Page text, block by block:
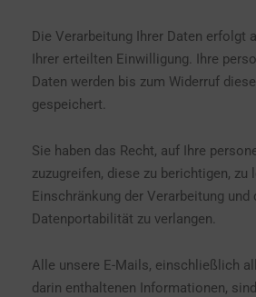
Die Verarbeitung Ihrer Daten erfolgt
Ihrer erteilten Einwilligung. Ihre
Daten werden bis zum Widerruf
gespeichert.
Sie haben das Recht, auf Ihre
zuzugreifen, diese zu berichtigen, zu
Einschränkung der Verarbeitung und
Datenportabilität zu verlangen.
Alle unsere E-Mails, einschließlich
darin enthaltenen Informationen,